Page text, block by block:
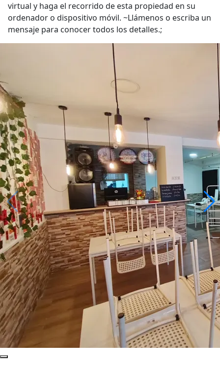
virtual y haga el recorrido de esta propiedad en su
ordenador o dispositivo móvil. ~Llámenos o escriba un
mensaje para conocer todos los detalles.;